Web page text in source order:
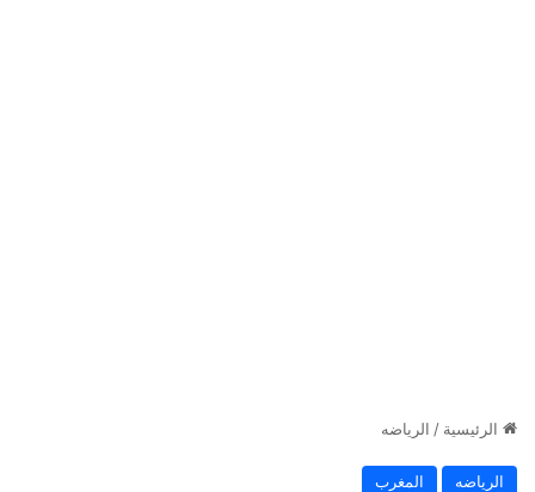
الرئيسية / الرياضه
الرياضه المغرب